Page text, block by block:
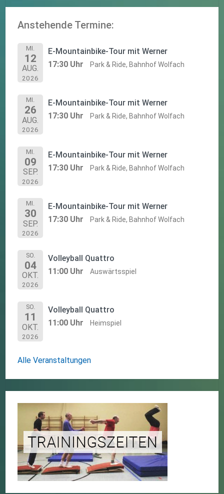
Anstehende Termine:
MI.
12
AUG.
2026
E-Mountainbike-Tour mit Werner
17:30 Uhr
Park & Ride, Bahnhof Wolfach
MI.
26
AUG.
2026
E-Mountainbike-Tour mit Werner
17:30 Uhr
Park & Ride, Bahnhof Wolfach
MI.
09
SEP.
2026
E-Mountainbike-Tour mit Werner
17:30 Uhr
Park & Ride, Bahnhof Wolfach
MI.
30
SEP.
2026
E-Mountainbike-Tour mit Werner
17:30 Uhr
Park & Ride, Bahnhof Wolfach
SO.
04
OKT.
2026
Volleyball Quattro
11:00 Uhr
Auswärtsspiel
SO.
11
OKT.
2026
Volleyball Quattro
11:00 Uhr
Heimspiel
Alle Veranstaltungen